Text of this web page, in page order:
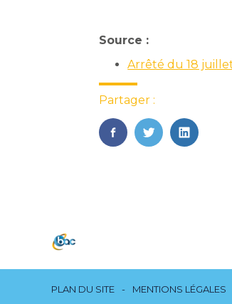
Source :
Arrêté du 18
Partager :
FaceBook
TwitterLinkedIn
Footer
PLAN DU SITE MENTIONS LÉGALES